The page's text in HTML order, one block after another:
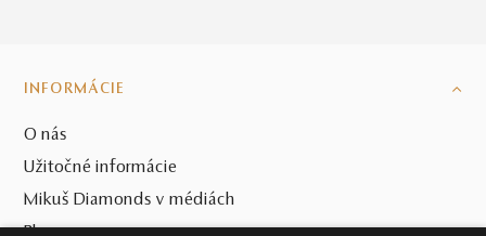
INFORMÁCIE
O nás
Užitočné informácie
Mikuš Diamonds v médiách